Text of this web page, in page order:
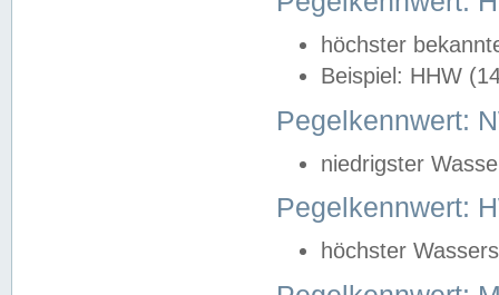
höchster
Beispiel: HHW
Pegelkennwert:
niedrigster
Pegelkennwert:
höchster